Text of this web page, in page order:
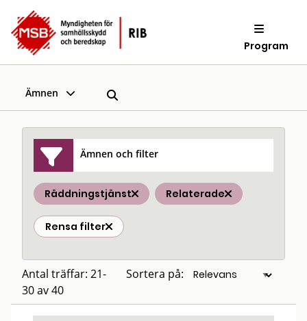
Program
Ämnen
Ämnen och filter
Räddningstjänst Relaterade
Rensa filter
Antal träffar: 21-
30 av 40
Sortera på: